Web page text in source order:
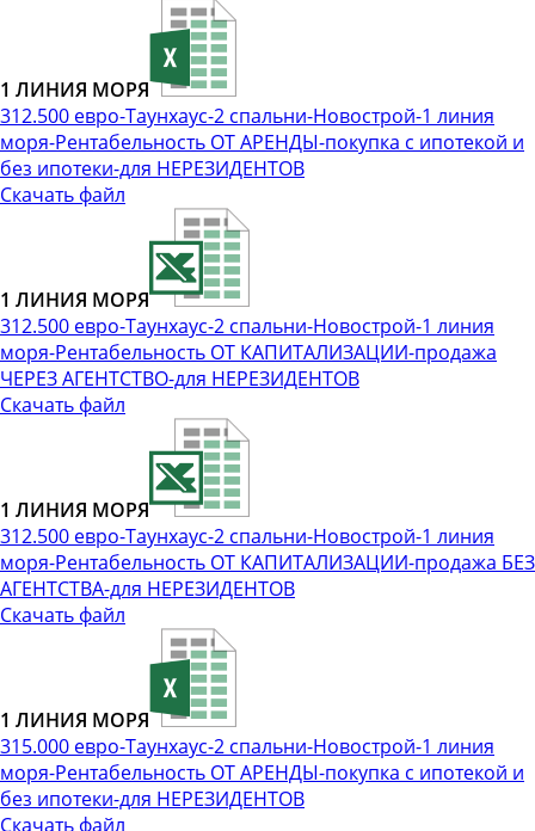
1 ЛИНИЯ МОРЯ
312.500 евро-Таунхаус-2 спальни-Новострой-1 линия
моря-Рентабельность ОТ АРЕНДЫ-покупка с ипотекой и
без ипотеки-для НЕРЕЗИДЕНТОВ
Скачать файл
1 ЛИНИЯ МОРЯ
312.500 евро-Таунхаус-2 спальни-Новострой-1 линия
моря-Рентабельность ОТ КАПИТАЛИЗАЦИИ-продажа
ЧЕРЕЗ АГЕНТСТВО-для НЕРЕЗИДЕНТОВ
Скачать файл
1 ЛИНИЯ МОРЯ
312.500 евро-Таунхаус-2 спальни-Новострой-1 линия
моря-Рентабельность ОТ КАПИТАЛИЗАЦИИ-продажа БЕЗ
АГЕНТСТВА-для НЕРЕЗИДЕНТОВ
Скачать файл
1 ЛИНИЯ МОРЯ
315.000 евро-Таунхаус-2 спальни-Новострой-1 линия
моря-Рентабельность ОТ АРЕНДЫ-покупка с ипотекой и
без ипотеки-для НЕРЕЗИДЕНТОВ
Скачать файл